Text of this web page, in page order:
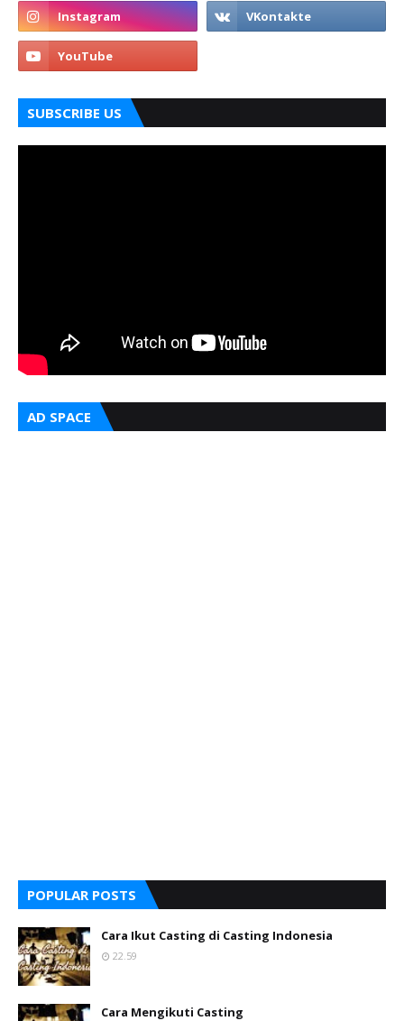
SUBSCRIBE US
AD SPACE
POPULAR POSTS
Cara Ikut Casting di Casting Indonesia
22.59
Cara Mengikuti Casting